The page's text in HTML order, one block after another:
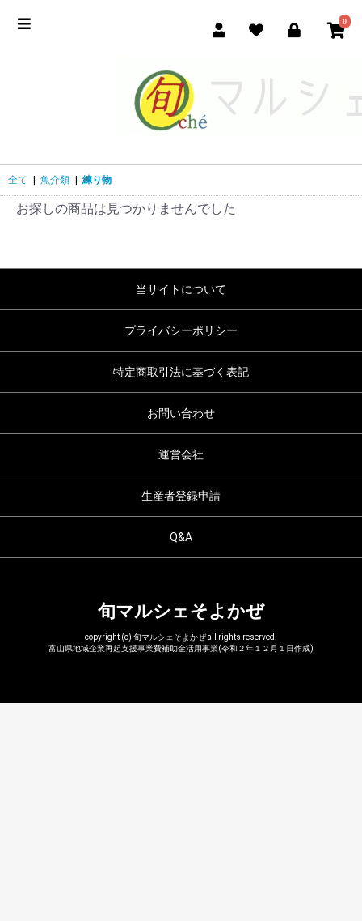
0
全て 魚介類 練り物
お探しの商品は見つかりませんでした
当サイトについて
プライバシーポリシー
特定商取引法に基づく表記
お問い合わせ
運営会社
生産者登録申請
Q&A
旬マルシェそよかぜ
copyright (c) 旬マルシェそよかぜ all rights reserved.
富山県地域企業再起支援事業費補助金活用事業(令和２年１２月１日作成)